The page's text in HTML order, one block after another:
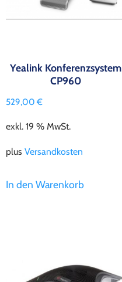
Yealink Konferenzsystem
CP960
529,00€
exkl. 19 % MwSt.
plus Versandkosten
In den Warenkorb